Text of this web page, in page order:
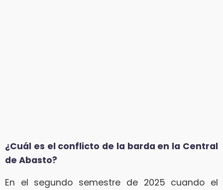
¿Cuál es el conflicto de la barda en la Central
de Abasto?
En el segundo semestre de 2025 cuando el